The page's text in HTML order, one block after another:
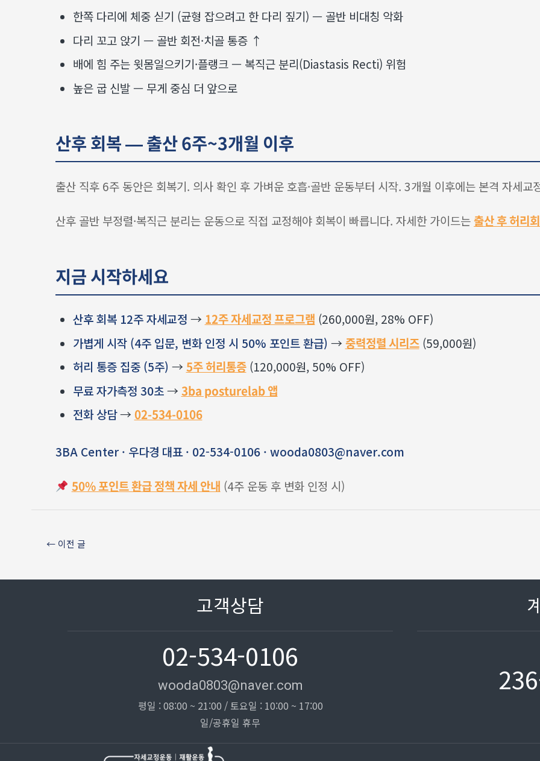
한쪽 다리에 체중 싣기 (균형 잡으려고 한 다리 짚기) — 골반 비대칭 악화
다리 꼬고 앉기 — 골반 회전·치골 통증 ↑
배에 힘 주는 윗몸일으키기·플랭크 — 복직근 분리(Diastasis Recti) 위험
높은 굽 신발 — 무게 중심 더 앞으로
산후 회복 — 출산 6주~3개월 이후
출산 직후 6주 동안은 회복기. 의사 확인 후 가벼운 호흡·골반 운동부터 시작. 3개월 이후에는 본격 자세교
산후 골반 부정렬·복직근 분리는 운동으로 직접 교정해야 회복이 빠릅니다. 자세한 가이드는출산 후 허리
지금 시작하세요
산후 회복 12주 자세교정 → 12주 자세교정 프로그램 (260,000원, 28% OFF)
가볍게 시작 (4주 입문, 변화 인정 시 50% 포인트 환급) → 중력정렬 시리즈(59,000원)
허리 통증 집중 (5주) → 5주 허리통증(120,000원, 50% OFF)
무료 자가측정 30초→ 3ba posturelab 앱
전화 상담→ 02-534-0106
3BA Center · 우다경 대표 · 02-534-0106 · wooda0803@naver.com
50% 포인트 환급 정책 자세 안내 (4주 운동 후 변화 인정 시)
←이전 글
고객상담
02-534-0106
wooda0803@naver.com
평일 : 08:00 ~ 21:00 / 토요일 : 10:00 ~ 17:00
일/공휴일 휴무